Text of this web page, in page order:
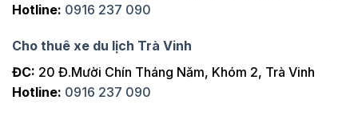
Hotline: 0916 237 090
Cho thuê xe du lịch Trà Vinh
ĐC: 20 Đ.Mười Chín Tháng Năm, Khóm 2, Trà Vinh
Hotline: 0916 237 090